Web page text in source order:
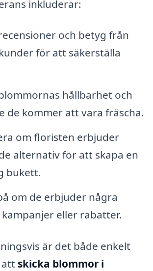
inkluderar:
och betyg från
för att säkerställa
hållbarhet och
de kommer att vara fräscha.
om floristen erbjuder
alternativ för att skapa en
bukett.
om de erbjuder några
kampanjer eller rabatter.
är det både enkelt
skicka blommor i